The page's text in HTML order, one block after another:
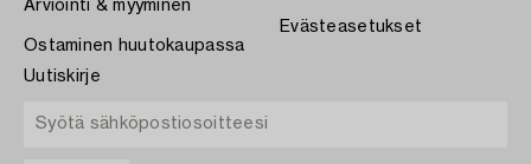
Arviointi & myyminen
Ostaminen huutokaupassa
Evästeasetukset
Uutiskirje